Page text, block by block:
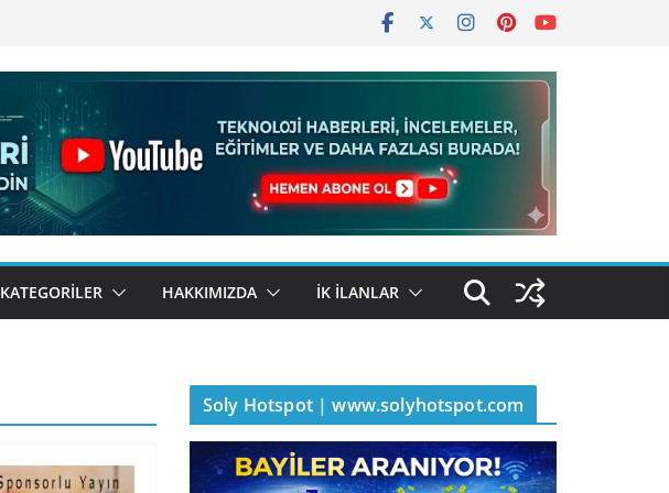
KATEGORILER HAKKIMIZDA İK İLANLAR
Soly Hotspot | www.solyhotspot.com